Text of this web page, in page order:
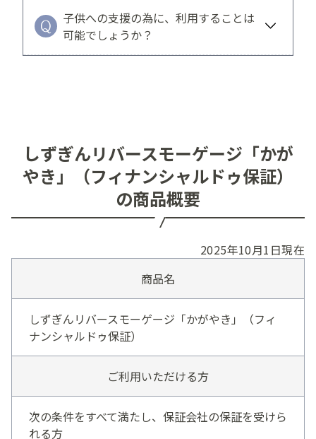
子供への支援の為に、利用することは
可能でしょうか？
しずぎんリバースモーゲージ「かが
やき」（フィナンシャルドゥ保証）
の商品概要
2025年10月1日現在
商品名
しずぎんリバースモーゲージ「かがやき」（フィ
ナンシャルドゥ保証）
ご利用いただける方
次の条件をすべて満たし、保証会社の保証を受けら
れる方